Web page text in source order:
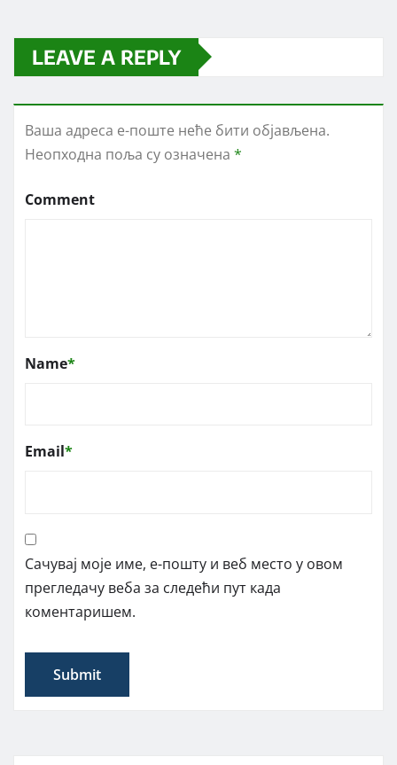
LEAVE A REPLY
Ваша адреса е-поште неће бити објављена.
Неопходна поља су означена *
Comment
Name*
Email*
Сачувај моје име, е-пошту и веб место у овом
прегледачу веба за следећи пут када
коментаришем.